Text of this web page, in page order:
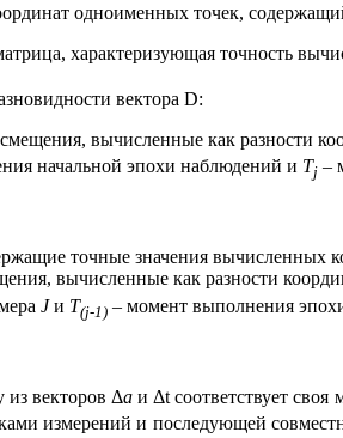
одноименных точек,
характеризующая точность
вектора D:
вычисленные как разности
начальной эпохи наблюдений и Тj –
точные значения вычисленных
вычисленные как разности
Jи Т(j-1) – момент выполнения
векторов Δa и Δt соответствует своя
измерений и последующей